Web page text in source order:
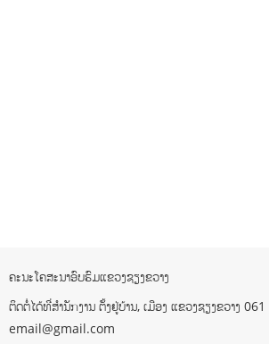
ຄະນະໂຄສະນາອົບຮົມແຂວງຊຽງຂວາງ
ຕິດຕໍ່ໄດ້ທີ່ສຳນັກງານ ຕັ້ງຢູ່ບ້ານ, ເມືອງ ແຂວງຊຽງຂວາງ
email@gmail.com